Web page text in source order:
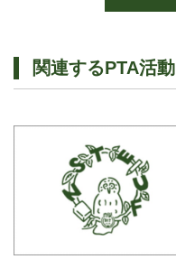
関連するPTA活動